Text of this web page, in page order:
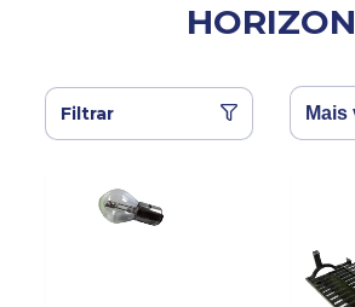
HORIZON
Filtrar